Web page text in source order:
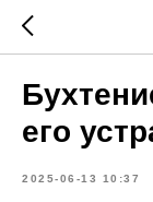
его
2025-06-13 10:37